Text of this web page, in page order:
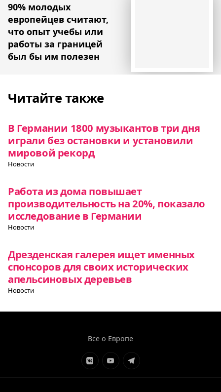
90% молодых
европейцев считают,
что опыт учебы или
работы за границей
был бы им полезен
Читайте также
В Германии 1800 музыкантов три дня
играли без остановки и установили
мировой рекорд
Новости
Работа из дома повышает
производительность на 20%, показало
исследование в Германии
Новости
Дрезденская галерея ищет именных
спонсоров для своих исторических
апельсиновых деревьев
Новости
Все о Европе
ЭлементЭлементЭлемент